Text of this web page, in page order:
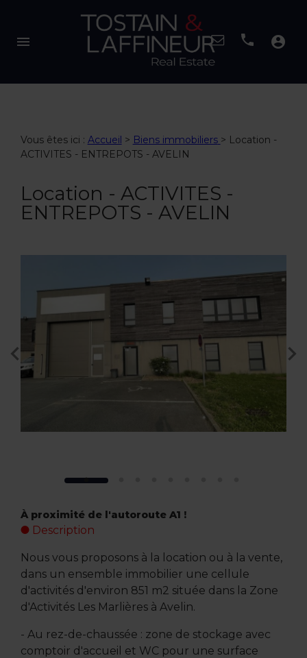
menu account_circle
Vous êtes ici : Accueil > Biens immobiliers > Location -
ACTIVITES - ENTREPOTS - AVELIN
Location - ACTIVITES -
ENTREPOTS - AVELIN
À proximité de l'autoroute A1 !
Description
Nous vous proposons à la location ou à la vente,
dans un ensemble immobilier une cellule
d'activités d'environ 851 m2 située dans la Zone
d'Activités Les Marlières à Avelin.
- Au rez-de-chaussée : zone de stockage avec
comptoir d'accueil et WC pour une surface